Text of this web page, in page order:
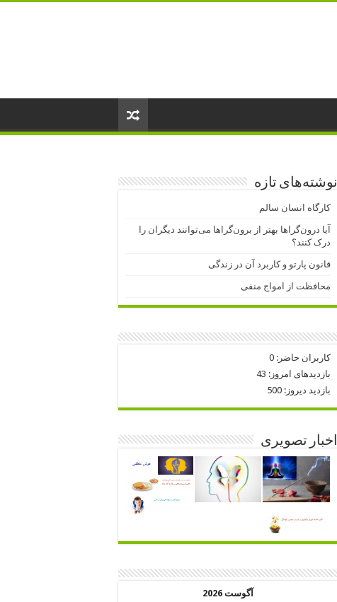
نوشته‌های تازه
کارگاه انسان سالم
آیا درون‌گراها بهتر از برون‌گراها می‌توانند دیگران را
درک کنند؟
قانون پارتو و کاربرد آن در زندگی
محافظت از امواج منفی
کاربران حاضر: 0
بازدیدهای امروز: 43
بازدید دیروز: 500
اخبار تصویری
آگوست 2026